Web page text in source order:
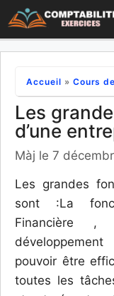
Aller
au
Accueil » Cours
Les
d’une
Màj le 7
Les grandes
sont :La
Financière ,
pouvoir être
toutes les